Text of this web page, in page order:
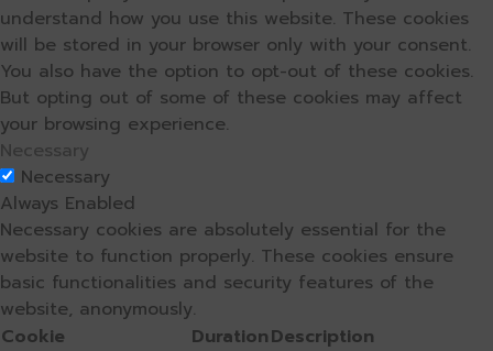
understand how you use this website. These cookies
will be stored in your browser only with your consent.
You also have the option to opt-out of these cookies.
But opting out of some of these cookies may affect
your browsing experience.
Necessary
Necessary
Always Enabled
Necessary cookies are absolutely essential for the
website to function properly. These cookies ensure
basic functionalities and security features of the
website, anonymously.
Cookie
DurationDescription